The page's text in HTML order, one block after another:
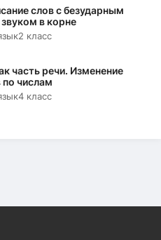
слов с безударным
в корне
2 класс
часть речи. Изменение
по числам
4 класс